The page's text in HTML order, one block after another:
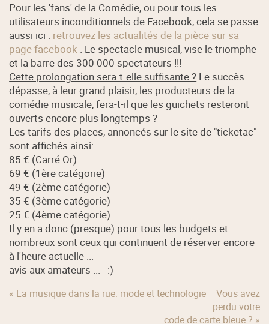
Pour les 'fans' de la Comédie, ou pour tous les
utilisateurs inconditionnels de Facebook, cela se passe
aussi ici : retrouvez les actualités de la pièce sur sa
page facebook . Le spectacle musical, vise le triomphe
et la barre des 300 000 spectateurs !!!
Cette prolongation sera-t-elle suffisante ? Le succès
dépasse, à leur grand plaisir, les producteurs de la
comédie musicale, fera-t-il que les guichets resteront
ouverts encore plus longtemps ?
Les tarifs des places, annoncés sur le site de "ticketac"
sont affichés ainsi:
85 € (Carré Or)
69 € (1ère catégorie)
49 € (2ème catégorie)
35 € (3ème catégorie)
25 € (4ème catégorie)
Il y en a donc (presque) pour tous les budgets et
nombreux sont ceux qui continuent de réserver encore
à l'heure actuelle ...
avis aux amateurs ... :)
« La musique dans la rue: mode et technologie
Vous avez
perdu votre
code de carte bleue ? »